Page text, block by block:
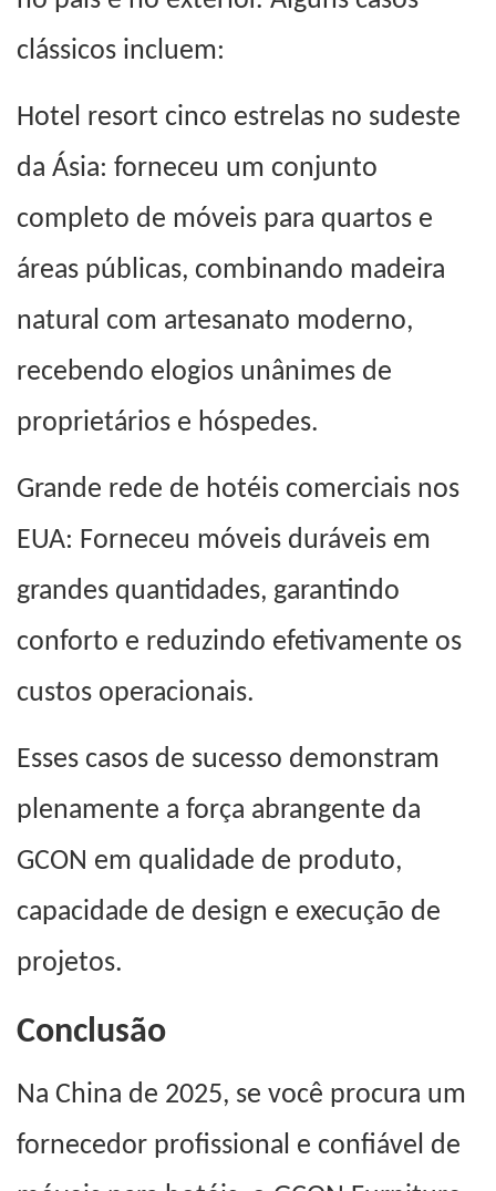
clássicos incluem:
Hotel resort cinco estrelas no sudeste
da Ásia: forneceu um conjunto
completo de móveis para quartos e
áreas públicas, combinando madeira
natural com artesanato moderno,
recebendo elogios unânimes de
proprietários e hóspedes.
Grande rede de hotéis comerciais nos
EUA: Forneceu móveis duráveis ​​em
grandes quantidades, garantindo
conforto e reduzindo efetivamente os
custos operacionais.
Esses casos de sucesso demonstram
plenamente a força abrangente da
GCON em qualidade de produto,
capacidade de design e execução de
projetos.
Conclusão
Na China de 2025, se você procura um
fornecedor profissional e confiável de